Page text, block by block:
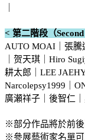
< 第二階段（
AUTO MOAI｜張騰
｜贺天琪｜Hiro
耕太郎｜LEE
Narcolepsy1999｜
廣瀬祥子｜後智仁｜
※部分作品將於前後
※參展藝術家名單可